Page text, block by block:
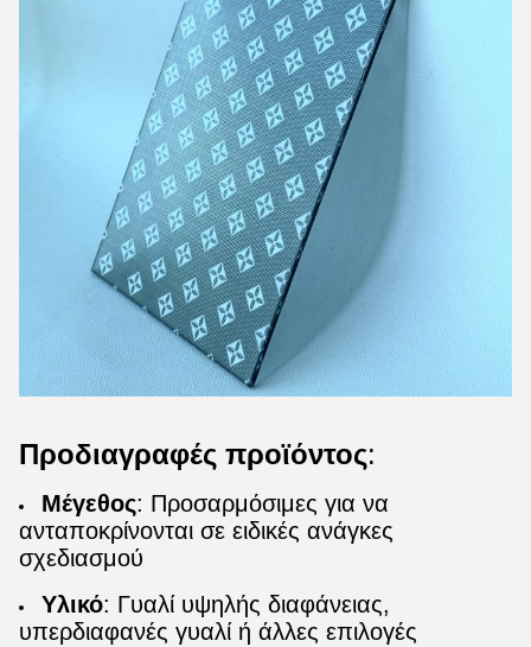
Προδιαγραφές προϊόντος:
Μέγεθος: Προσαρμόσιμες για να
ανταποκρίνονται σε ειδικές ανάγκες
σχεδιασμού
Υλικό: Γυαλί υψηλής διαφάνειας,
υπερδιαφανές γυαλί ή άλλες επιλογές